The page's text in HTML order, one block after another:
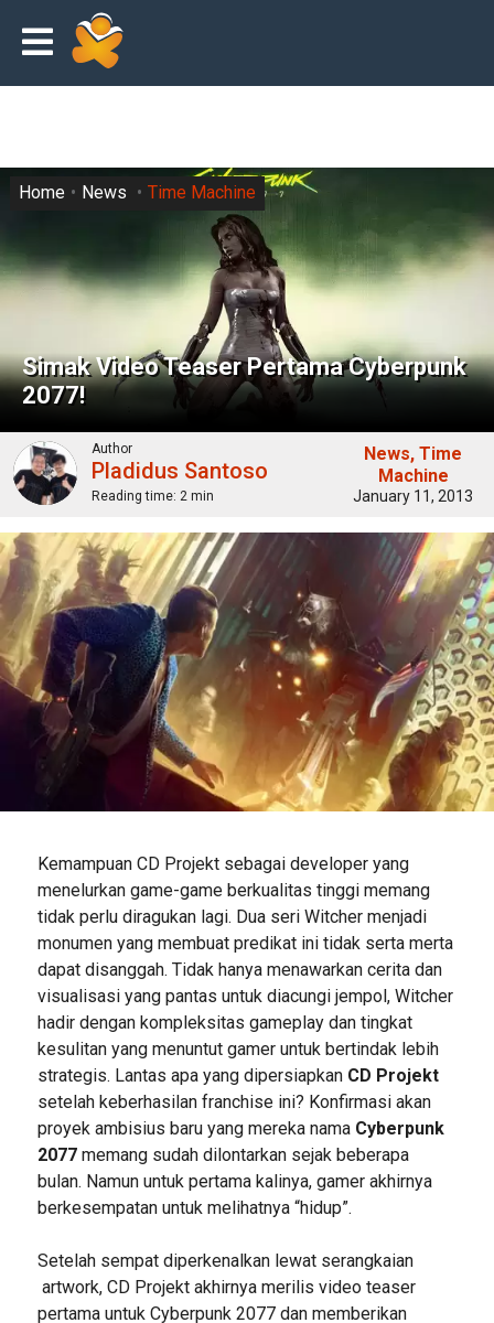
Simak Video Teaser Pertama Cyberpunk
2077!
Home News Time Machine
Author
Pladidus Santoso
Reading time: 2 min
News Time
Machine
January 11, 2013
Kemampuan CD Projekt sebagai developer yang
menelurkan game-game berkualitas tinggi memang
tidak perlu diragukan lagi. Dua seri Witcher menjadi
monumen yang membuat predikat ini tidak serta merta
dapat disanggah. Tidak hanya menawarkan cerita dan
visualisasi yang pantas untuk diacungi jempol, Witcher
hadir dengan kompleksitas gameplay dan tingkat
kesulitan yang menuntut gamer untuk bertindak lebih
strategis. Lantas apa yang dipersiapkanCD Projekt
setelah keberhasilan franchise ini? Konfirmasi akan
proyek ambisius baru yang mereka nama Cyberpunk
2077memang sudah dilontarkan sejak beberapa
bulan. Namun untuk pertama kalinya, gamer akhirnya
berkesempatan untuk melihatnya “hidup”.
Setelah sempat diperkenalkan lewat serangkaian
artwork, CD Projekt akhirnya merilis video teaser
pertama untuk Cyberpunk 2077 dan memberikan